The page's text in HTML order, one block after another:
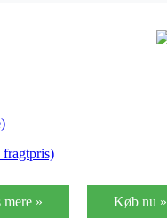
fragtpris)
» Køb nu »